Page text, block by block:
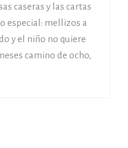
caseras y las cartas
especial: mellizos a
y el niño no quiere
camino de ocho,